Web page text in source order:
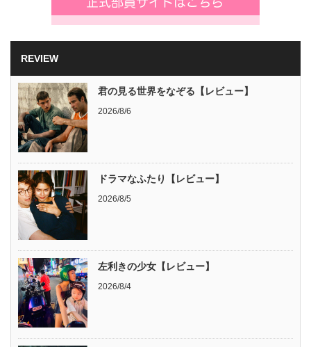
REVIEW
君の見る世界をなぞる【レビュー】
2026/8/6
ドラマなふたり【レビュー】
2026/8/5
左利きの少女【レビュー】
2026/8/4